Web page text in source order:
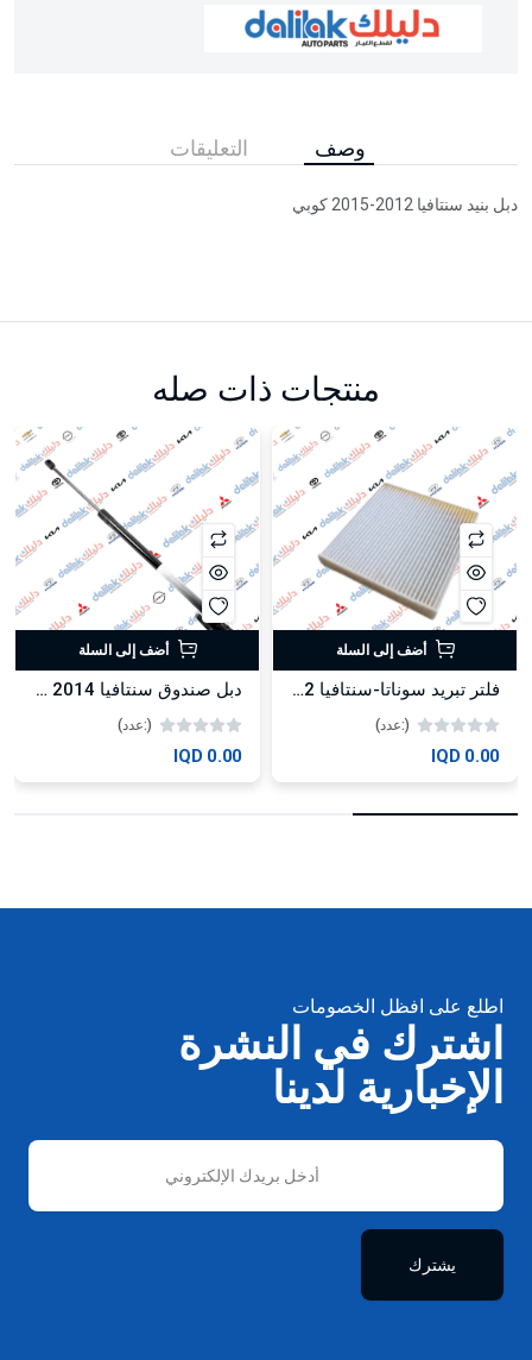
وصف التعليقات
دبل بنيد سنتافيا 2012-2015 كوبي
منتجات ذات صله
فلتر تبريد سوناتا-سنتافيا 2012 كوري
(:عدد)
0.00 IQD
دبل صندوق سنتافيا 2014 -2019 كوبي
(:عدد)
0.00 IQD
اطلع على افظل الخصومات
اشترك في النشرة
الإخبارية لدينا
يشترك